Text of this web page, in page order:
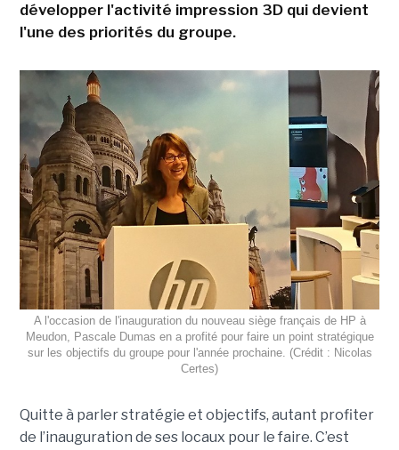
développer l'activité impression 3D qui devient
l'une des priorités du groupe.
A l'occasion de l'inauguration du nouveau siège français de HP à
Meudon, Pascale Dumas en a profité pour faire un point stratégique
sur les objectifs du groupe pour l'année prochaine. (Crédit : Nicolas
Certes)
Quitte à parler stratégie et objectifs, autant profiter
de l’inauguration de ses locaux pour le faire. C’est